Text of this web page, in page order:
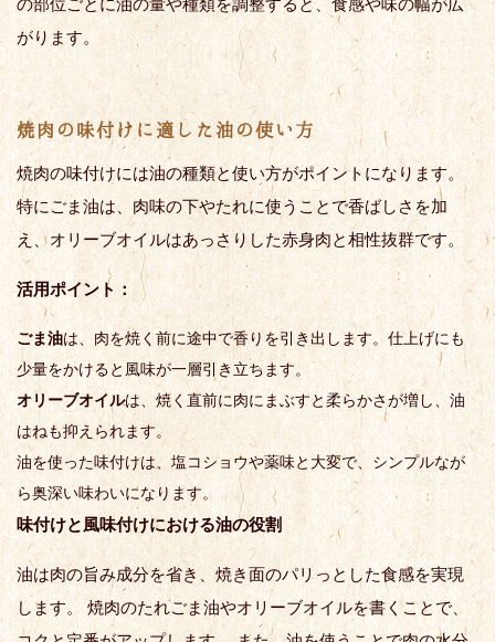
がります。
焼肉の味付けに適した油の使い方
焼肉の味付けには油の種類と使い方がポイントになります。
特にごま油は、肉味の下やたれに使うことで香ばしさを加
え、オリーブオイルはあっさりした赤身肉と相性抜群です。
活用ポイント：
ごま油は、肉を焼く前に途中で香りを引き出します。仕上げにも
少量をかけると風味が一層引き立ちます。
オリーブオイルは、焼く直前に肉にまぶすと柔らかさが増し、油
はねも抑えられます。
油を使った味付けは、塩コショウや薬味と大変で、シンプルなが
ら奥深い味わいになります。
味付けと風味付けにおける油の役割
油は肉の旨み成分を省き、焼き面のパリっとした食感を実現
します。 焼肉のたれごま油やオリーブオイルを書くことで、